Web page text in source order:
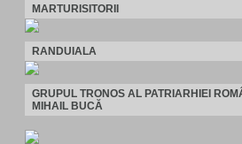
MARTURISITORII
RANDUIALA
GRUPUL TRONOS AL PATRIARHIEI
MIHAIL BUCĂ